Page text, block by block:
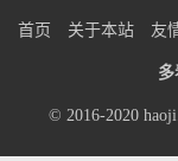
首页 关于本站 友
多
© 2016-2020